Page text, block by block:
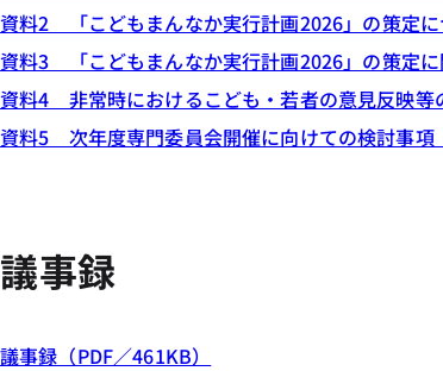
資料2 「こどもまんなか実行計画2026」の策定に
資料3 「こどもまんなか実行計画2026」の策定に
資料4 非常時におけるこども・若者の意見反映等
資料5 次年度専門委員会開催に向けての検討事項
議事録
議事録（PDF／461KB）